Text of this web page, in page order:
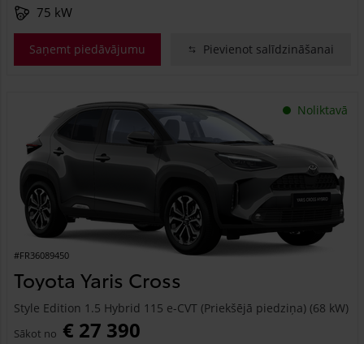
75 kW
Saņemt piedāvājumu Pievienot salīdzināšanai
Noliktavā
#FR36089450
Toyota Yaris Cross
Style Edition 1.5 Hybrid 115 e-CVT (Priekšējā piedziņa) (68 kW)
Sākot no € 27 390